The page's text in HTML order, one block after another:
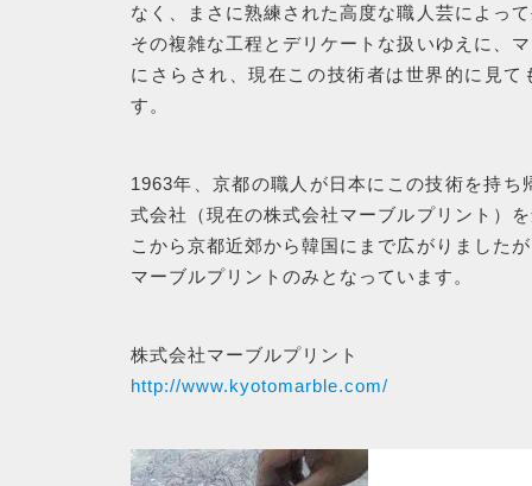
なく、まさに熟練された高度な職人芸によっ
その複雑な工程とデリケートな扱いゆえに、
にさらされ、現在この技術者は世界的に見
す。
1963年、京都の職人が日本にこの技術を持ち
式会社（現在の株式会社マーブルプリント）
こから京都近郊から韓国にまで広がりました
マーブルプリントのみとなっています。
株式会社マーブルプリント
http://www.kyotomarble.com/